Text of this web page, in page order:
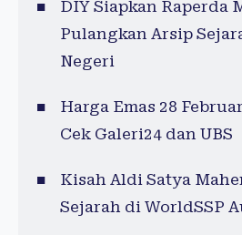
DIY Siapkan Raperda
Pulangkan Arsip
Negeri
Harga Emas 28
Cek Galeri24 dan UBS
Kisah Aldi Satya
Sejarah di WorldSSP